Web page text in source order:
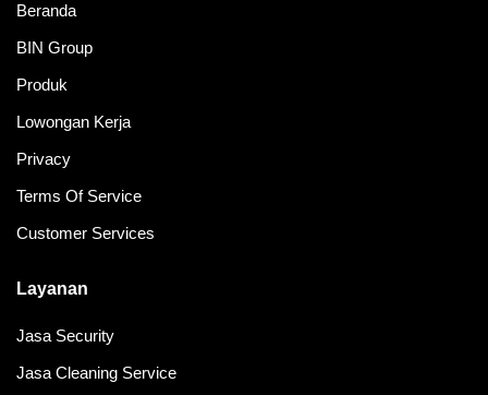
Beranda
BIN Group
Produk
Lowongan Kerja
Privacy
Terms Of Service
Customer Services
Layanan
Jasa Security
Jasa Cleaning Service